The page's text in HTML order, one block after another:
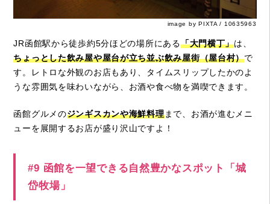
image by PIXTA / 10635963
JR函館駅から徒歩約5分ほどの場所にある「大門横丁」は、
ちょっとした飲み屋や屋台が立ち並ぶ飲み屋街（屋台村）で
す。レトロな外観のお店もあり、タイムスリップしたかのよ
うな雰囲気を味わいながら、お酒や食べ物を満喫できます。
函館グルメのジンギスカンや海鮮料理まで、お酒が進むメニ
ューを展開するお店が盛り沢山ですよ！
#9 函館を一望できる自然豊かなスポット「城
岱牧場」